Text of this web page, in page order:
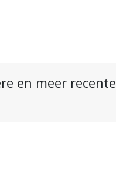
en meer recente